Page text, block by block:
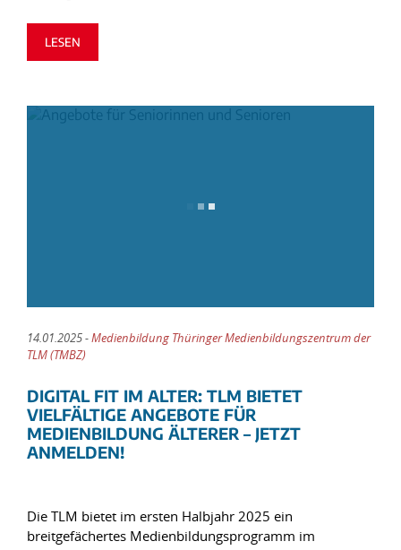
LESEN
14.01.2025 -Medienbildung Thüringer Medienbildungszentrum der
TLM (TMBZ)
DIGITAL FIT IM ALTER: TLM BIETET
VIELFÄLTIGE ANGEBOTE FÜR
MEDIENBILDUNG ÄLTERER – JETZT
ANMELDEN!
Die TLM bietet im ersten Halbjahr 2025 ein
breitgefächertes Medienbildungsprogramm im